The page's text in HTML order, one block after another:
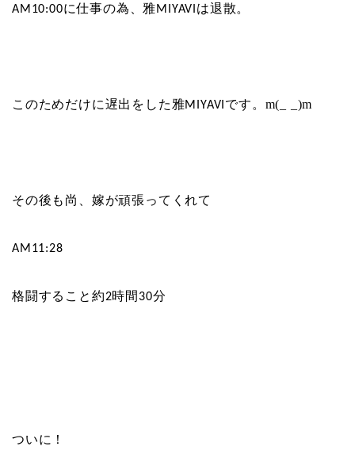
AM10:00に仕事の為、雅MIYAVI は退散。
このためだけに遅出をした雅MIYAVI です。m(_ _)m
その後も尚、嫁が頑張ってくれて
AM11:28
格闘すること約2時間 30分
ついに！